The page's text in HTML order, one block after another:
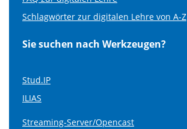
Schlagwörter zur digitalen Lehre von A-Z
Sie suchen nach Werkzeugen?
Stud.IP
ILIAS
Streaming-Server/Opencast